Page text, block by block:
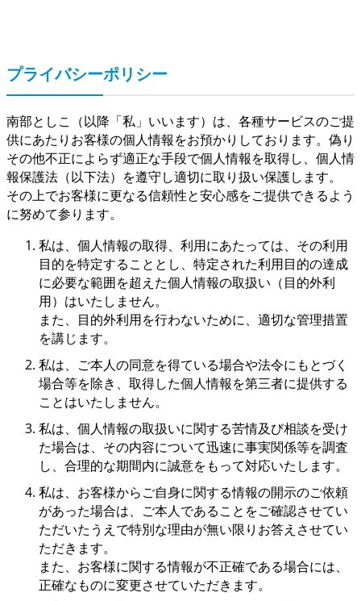
プライバシーポリシー
南部としこ（以降「私」いいます）は、各種サービスのご提
供にあたりお客様の個人情報をお預かりしております。偽り
その他不正によらず適正な手段で個人情報を取得し、個人情
報保護法（以下法）を遵守し適切に取り扱い保護します。
その上でお客様に更なる信頼性と安心感をご提供できるよう
に努めて参ります。
私は、個人情報の取得、利用にあたっては、その利用
目的を特定することとし、特定された利用目的の達成
に必要な範囲を超えた個人情報の取扱い（目的外利
用）はいたしません。
また、目的外利用を行わないために、適切な管理措置
を講じます。
私は、ご本人の同意を得ている場合や法令にもとづく
場合等を除き、取得した個人情報を第三者に提供する
ことはいたしません。
私は、個人情報の取扱いに関する苦情及び相談を受け
た場合は、その内容について迅速に事実関係等を調査
し、合理的な期間内に誠意をもって対応いたします。
私は、お客様からご自身に関する情報の開示のご依頼
があった場合は、ご本人であることをご確認させてい
ただいたうえで特別な理由が無い限りお答えさせてい
ただきます。
また、お客様に関する情報が不正確である場合には、
正確なものに変更させていただきます。